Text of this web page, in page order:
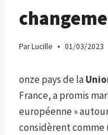
ParLucille 01/03/2023
onze pays de la
France, a promis
européenne »
considèrent